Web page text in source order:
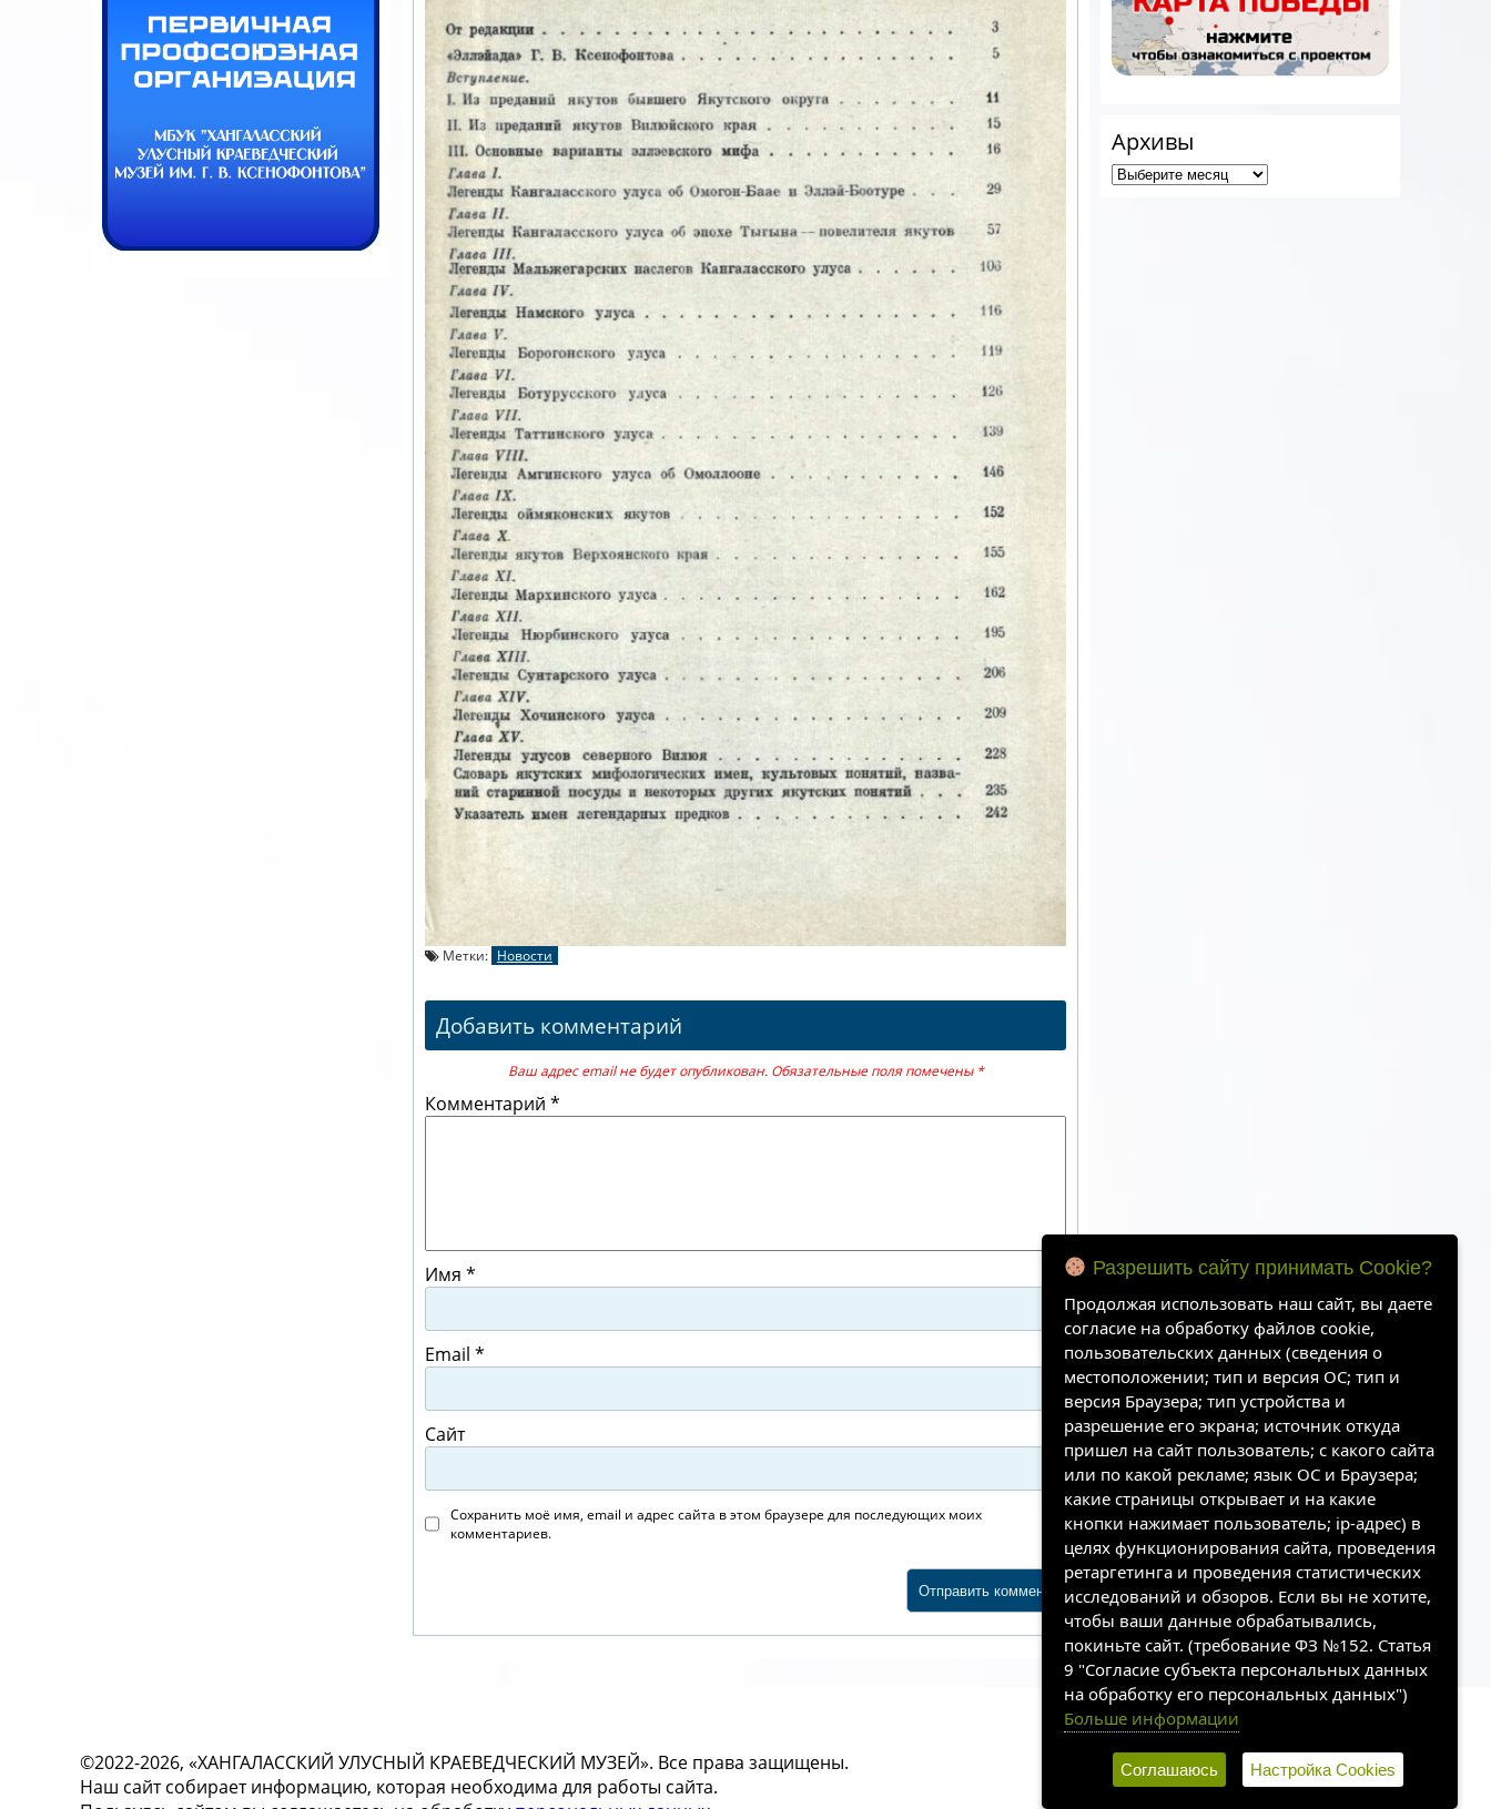
Метки: Новости
Добавить комментарий
Ваш адрес email не будет опубликован. Обязательные поля помечены *
Комментарий *
Имя *
Email *
Сайт
Сохранить моё имя, email и адрес сайта в этом браузере для последующих моих
комментариев.
Архивы
©2022-2026, «ХАНГАЛАССКИЙ УЛУСНЫЙ КРАЕВЕДЧЕСКИЙ МУЗЕЙ». Все права защищены.
Наш сайт собирает информацию, которая необходима для работы сайта.
Разработка и техническая
Разрешить сайту принимать Cookie?
Продолжая использовать наш сайт, вы даете
согласие на обработку файлов cookie,
пользовательских данных (сведения о
местоположении; тип и версия ОС; тип и
версия Браузера; тип устройства и
разрешение его экрана; источник откуда
пришел на сайт пользователь; с какого сайта
или по какой рекламе; язык ОС и Браузера;
какие страницы открывает и на какие
кнопки нажимает пользователь; ip-адрес) в
целях функционирования сайта, проведения
ретаргетинга и проведения статистических
исследований и обзоров. Если вы не хотите,
чтобы ваши данные обрабатывались,
покиньте сайт. (требование ФЗ №152. Статья
9 "Согласие субъекта персональных данных
на обработку его персональных данных")
Больше информации
Соглашаюсь Настройка Cookies